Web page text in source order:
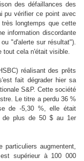
des défaillances des
pu vérifier ce point avec
longtemps que cette
information discordante
"d'alerte sur résultat").
tout cela n'était visible.
réalisant des prêts
fait dégrader hier sa
S&P. Cette société
Le titre a perdu 36 %
de -5,30 %, elle était
de plus de 50 $ au 1er
particuliers augmentent,
supérieur à 100 000